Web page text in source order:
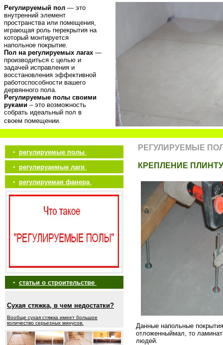
Регулируемый пол — это
внутренний элемент
пространства или помещения,
играющая роль перекрытия на
который монтируется
напольное покрытие.
Пол на регулируемых лагах —
производиться с целью и
задачей исправления и
восстановления эффективной
работоспособности вашего
дервянного пола.
Регулируемые полы своими
руками – это возможность
собрать идеальный пол в
своем помещении.
• регулируемые полы
• регулируаемые лаги
• регулируемая фанера
• статьи о строительстве
Сухая стяжка, в чем недостатки?
Вообще сухая стяжка имеет большое
количество серьезных минусов.
РЕГУЛИРУЕМЫЕ
КРЕПЛЕНИЕ
Данные напольные
отложенныймал, то
людей.